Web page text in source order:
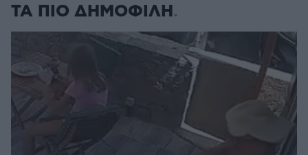
ΤΑ ΠΙΟ ΔΗΜΟΦΙΛΗ